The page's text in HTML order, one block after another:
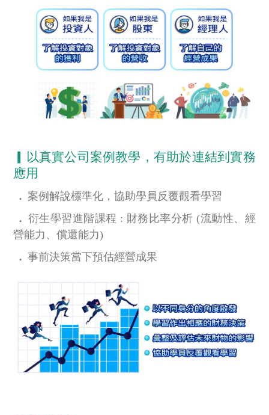
▎以真實公司案例教學，有助於連結到實務
應用
． 案例解說標準化，協助學員反覆觀看學習
． 衍生學習進階課程 : 財務比率分析 (流動性、經
營能力、償還能力)
．事前決策當下預估經營成果